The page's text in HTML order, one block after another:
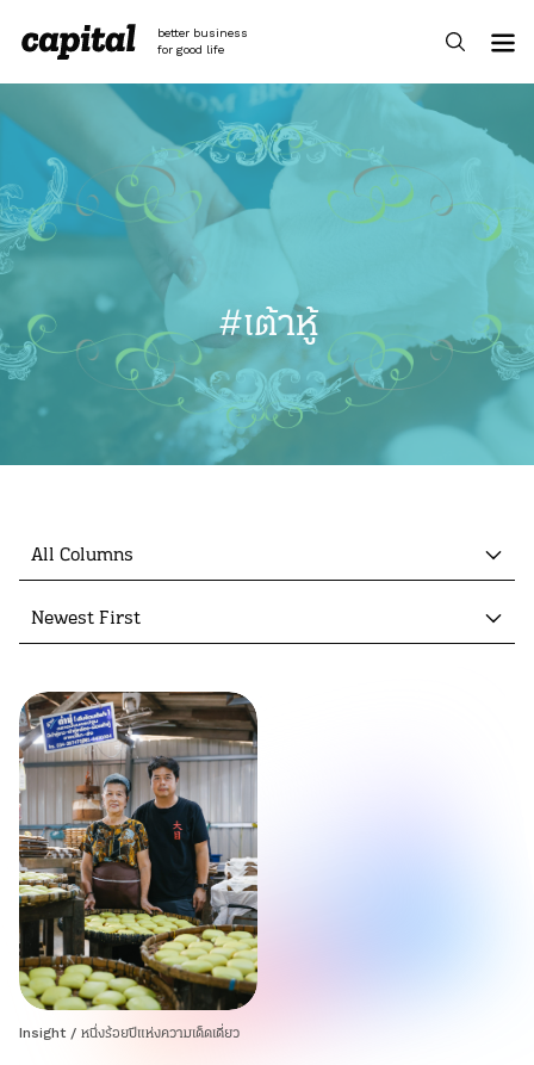
content
better business
for good life
#เต้าหู้
All Columns
Newest First
Insight / หนึ่งร้อยปีแห่งความเด็ดเดี่ยว